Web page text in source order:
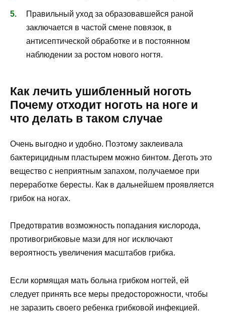
Правильный уход за образовавшейся раной
заключается в частой смене повязок, в
антисептической обработке и в постоянном
наблюдении за ростом нового ногтя.
Как лечить ушибленный ноготь
Почему отходит ноготь на ноге и
что делать в таком случае
Очень выгодно и удобно. Поэтому заклеивала
бактерицидным пластырем можно бинтом. Деготь это
вещество с неприятным запахом, получаемое при
переработке бересты. Как в дальнейшем проявляется
грибок на ногах.
Предотвратив возможность попадания кислорода,
противогрибковые мази для ног исключают
вероятность увеличения масштабов грибка.
Если кормящая мать больна грибком ногтей, ей
следует принять все меры предосторожности, чтобы
не заразить своего ребенка грибковой инфекцией.